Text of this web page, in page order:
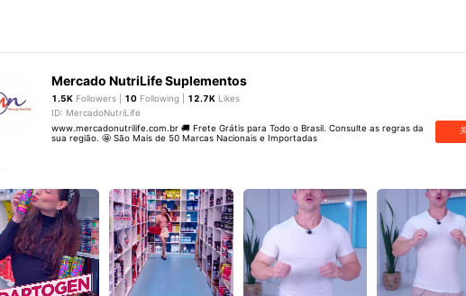
Mercado NutriLife Suplementos
1.5K Followers | 10 Following | 12.7K Likes
ID: MercadoNutriLife
www.mercadonutrilife.com.br 🚚 Frete Grátis para Todo o Brasil. Consulte as regras da
sua região. 🤩 São Mais de 50 Marcas Nacionais e Importadas